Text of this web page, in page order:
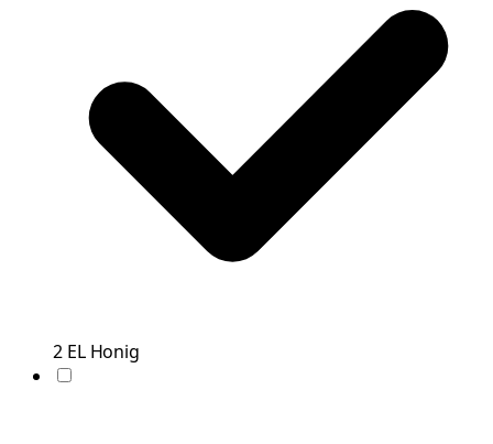
2 EL Honig